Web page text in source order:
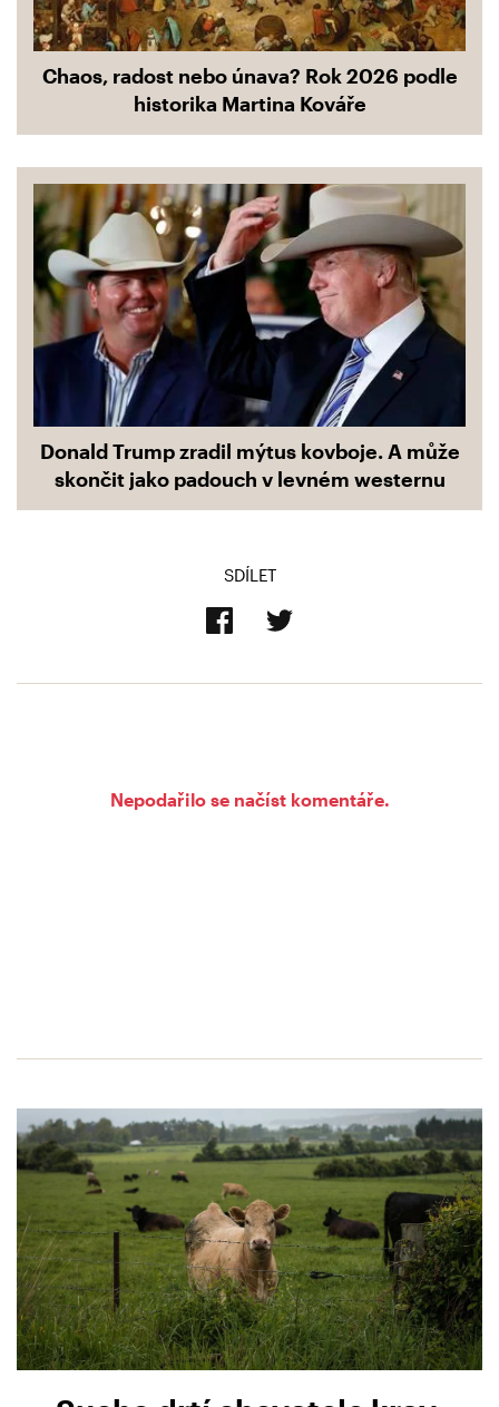
Chaos, radost nebo únava? Rok 2026 podle
historika Martina Kováře
Donald Trump zradil mýtus kovboje. A může
skončit jako padouch v levném westernu
SDÍLET
Nepodařilo se načíst komentáře.